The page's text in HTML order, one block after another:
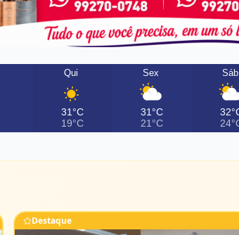
Qui
31°C
19°C
Sex
31°C
21°C
Sáb
Destaque